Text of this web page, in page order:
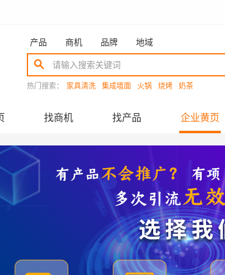
产品 商机 品牌 地域
热门搜索： 家具清洗 集成墙面 火锅 烧烤 奶茶
找商机 找产品 企业黄页